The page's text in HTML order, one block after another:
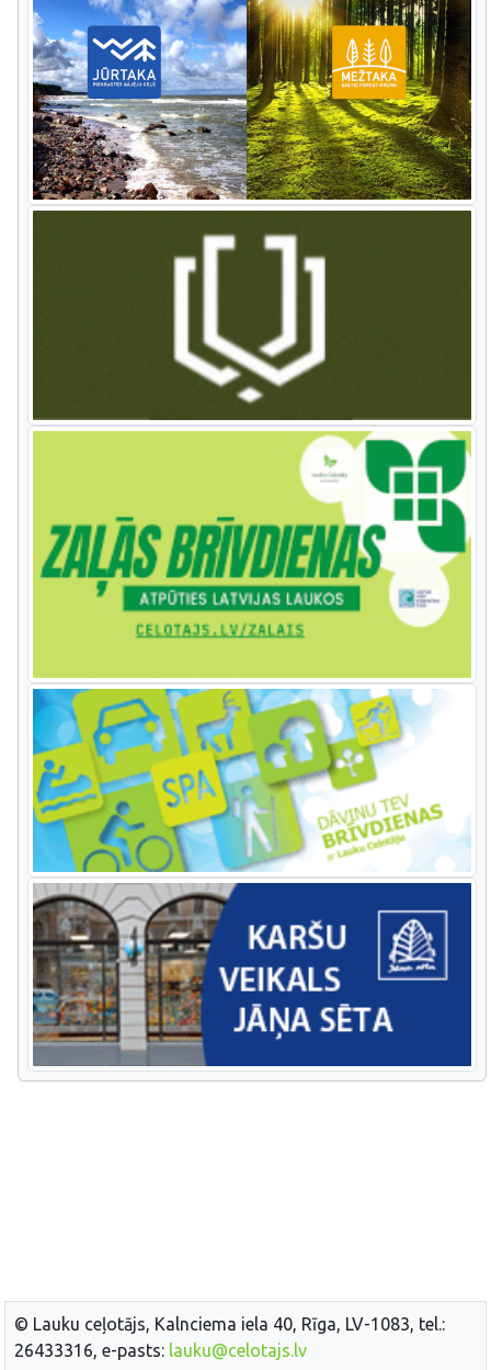
© Lauku ceļotājs, Kalnciema iela 40, Rīga, LV-1083, tel.:
26433316, e-pasts: lauku@celotajs.lv